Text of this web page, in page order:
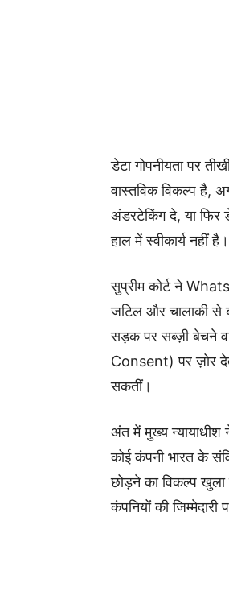
डेटा गोपनीयता पर
वास्तविक विकल्प है,
अंडरटेकिंग दे, या फिर
हाल में स्वीकार्य नहीं है।
सुप्रीम कोर्ट ने
जटिल और चालाकी से
सड़क पर सब्ज़ी बेचने
Consent) पर ज़ोर देते
सकतीं।
अंत में मुख्य न्यायाधीश
कोई कंपनी भारत के
छोड़ने का विकल्प खुला
कंपनियों की